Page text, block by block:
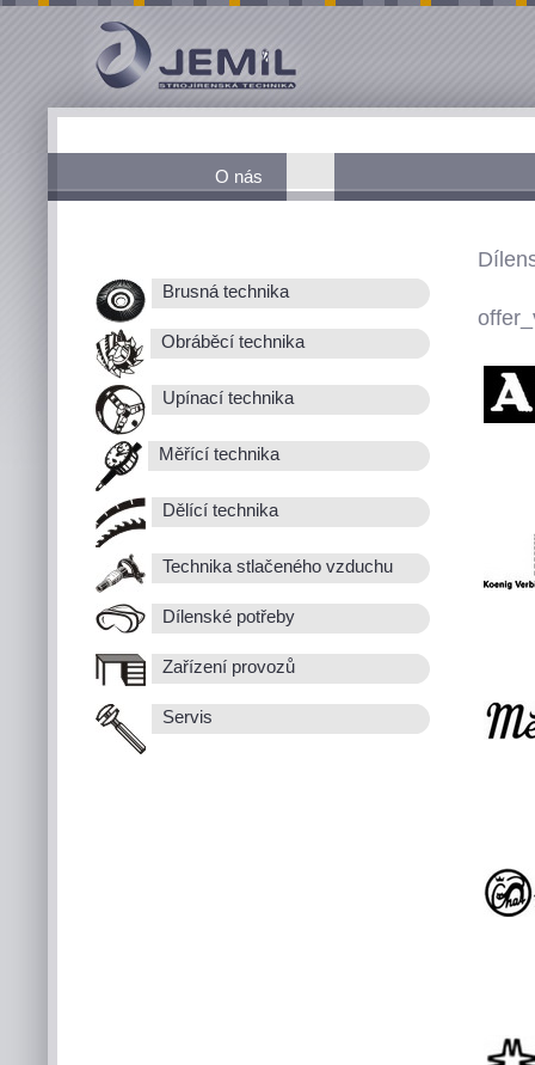
O nás
Brusná technika
Obráběcí technika
Upínací technika
Měřící technika
Dělící technika
Technika stlačeného vzduchu
Dílenské potřeby
Zařízení provozů
Servis